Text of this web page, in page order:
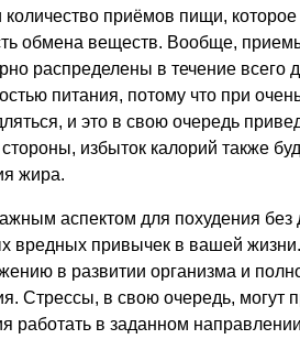
приёмов пищи,
обмена веществ. Вообще,
распределены в течение всего
питания, потому что при
и это в свою очередь
избыток калорий также
жира.
аспектом для похудения без
вредных привычек в вашей
в развитии организма и
Стрессы, в свою очередь, могут
работать в заданном